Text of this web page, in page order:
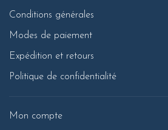
Conditions générales
Modes de paiement
Expédition et retours
Politique de confidentialité
Mon compte